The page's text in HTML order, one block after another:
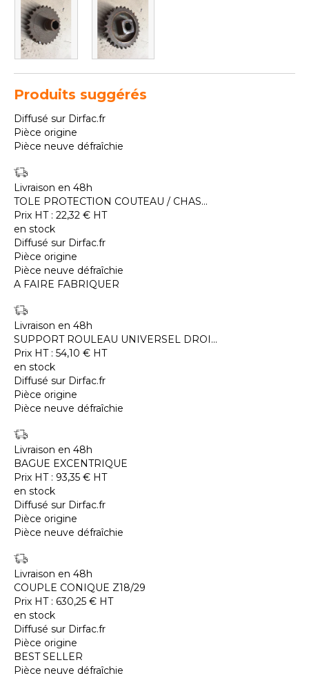
Produits suggérés
Diffusé sur Dirfac.fr
Pièce origine
Pièce neuve défraîchie
Livraison en 48h
TOLE PROTECTION COUTEAU / CHAS...
Prix HT : 22,32 € HT
en stock
Diffusé sur Dirfac.fr
Pièce origine
Pièce neuve défraîchie
A FAIRE FABRIQUER
Livraison en 48h
SUPPORT ROULEAU UNIVERSEL DROI...
Prix HT : 54,10 € HT
en stock
Diffusé sur Dirfac.fr
Pièce origine
Pièce neuve défraîchie
Livraison en 48h
BAGUE EXCENTRIQUE
Prix HT : 93,35 € HT
en stock
Diffusé sur Dirfac.fr
Pièce origine
Pièce neuve défraîchie
Livraison en 48h
COUPLE CONIQUE Z18/29
Prix HT : 630,25 € HT
en stock
Diffusé sur Dirfac.fr
Pièce origine
BEST SELLER
Pièce neuve défraîchie